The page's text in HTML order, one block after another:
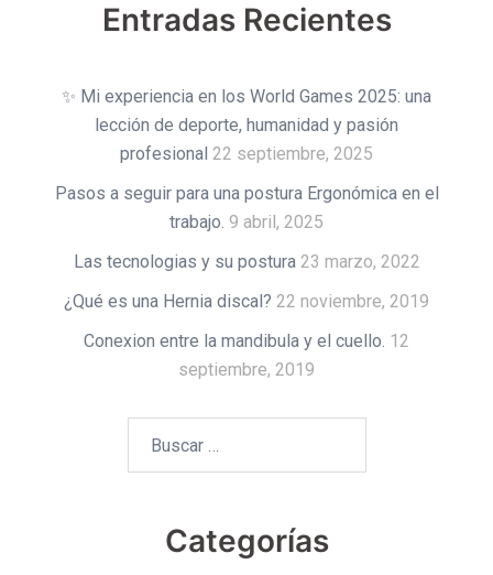
Entradas Recientes
✨ Mi experiencia en los World Games 2025: una
lección de deporte, humanidad y pasión
profesional 22 septiembre, 2025
Pasos a seguir para una postura Ergonómica en el
trabajo. 9 abril, 2025
Las tecnologias y su postura 23 marzo, 2022
¿Qué es una Hernia discal? 22 noviembre, 2019
Conexion entre la mandibula y el cuello. 12
septiembre, 2019
Categorías